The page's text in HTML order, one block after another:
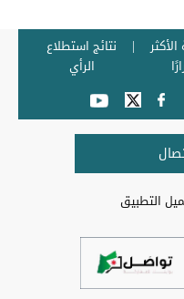
نتائج استطلاع
الرأي
التطبيق